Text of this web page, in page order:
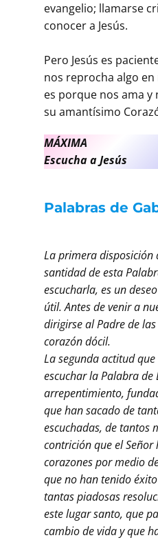
evangelio; llamarse
conocer a Jesús.
Pero Jesús es
nos reprocha algo
es porque nos ama y
su amantísimo
MÁXIMA
Escucha a Jesús
Palabras de
La primera disposición
santidad de esta
escucharla, es un
útil. Antes de venir a
dirigirse al Padre de
corazón dócil.
La segunda actitud
escuchar la Palabra de
arrepentimiento,
que han sacado de
escuchadas, de tantos
contrición que el Señor
corazones por medio
que no han tenido
tantas piadosas
este lugar santo, que
cambio de vida y que